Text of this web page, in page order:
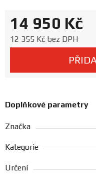
a
katalogy
14 950 Kč
12 355 Kč bez DPH
Doplňkové parametry
Značka
Kategorie
Určení